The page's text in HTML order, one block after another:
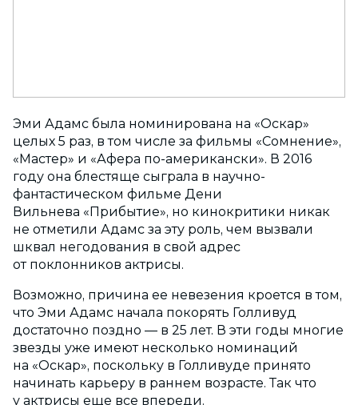
Эми Адамс была номинирована на «Оскар»
целых 5 раз, в том числе за фильмы «Сомнение»,
«Мастер» и «Афера по-американски». В 2016
году она блестяще сыграла в научно-
фантастическом фильме Дени
Вильнева «Прибытие», но кинокритики никак
не отметили Адамс за эту роль, чем вызвали
шквал негодования в свой адрес
от поклонников актрисы.
Возможно, причина ее невезения кроется в том,
что Эми Адамс начала покорять Голливуд
достаточно поздно — в 25 лет. В эти годы многие
звезды уже имеют несколько номинаций
на «Оскар», поскольку в Голливуде принято
начинать карьеру в раннем возрасте. Так что
у актрисы еще все впереди.